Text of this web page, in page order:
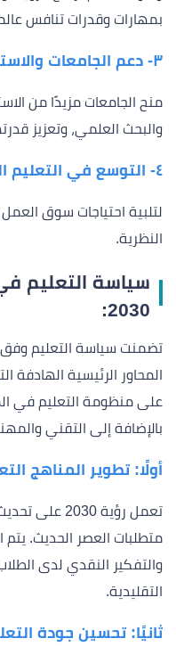
بمهارات وقدرات تنافس
٣- دعم الجامعات والاستقلالية
منح الجامعات مزيدًا من
والبحث العلمي، وتعزيز
٤- التوسع في التعليم التقني والمهني
لتلبية احتياجات سوق
النظرية.
سياسة التعليم
2030:
المحاور الرئيسية الهادفة
على منظومة التعليم في
بالإضافة إلى التقني
أولًا: تطوير المناهج
تعمل رؤية
متطلبات العصر الحديث. يتم
والتفكير النقدي لدى
التقليدية.
ثانيًا: تحسين جودة